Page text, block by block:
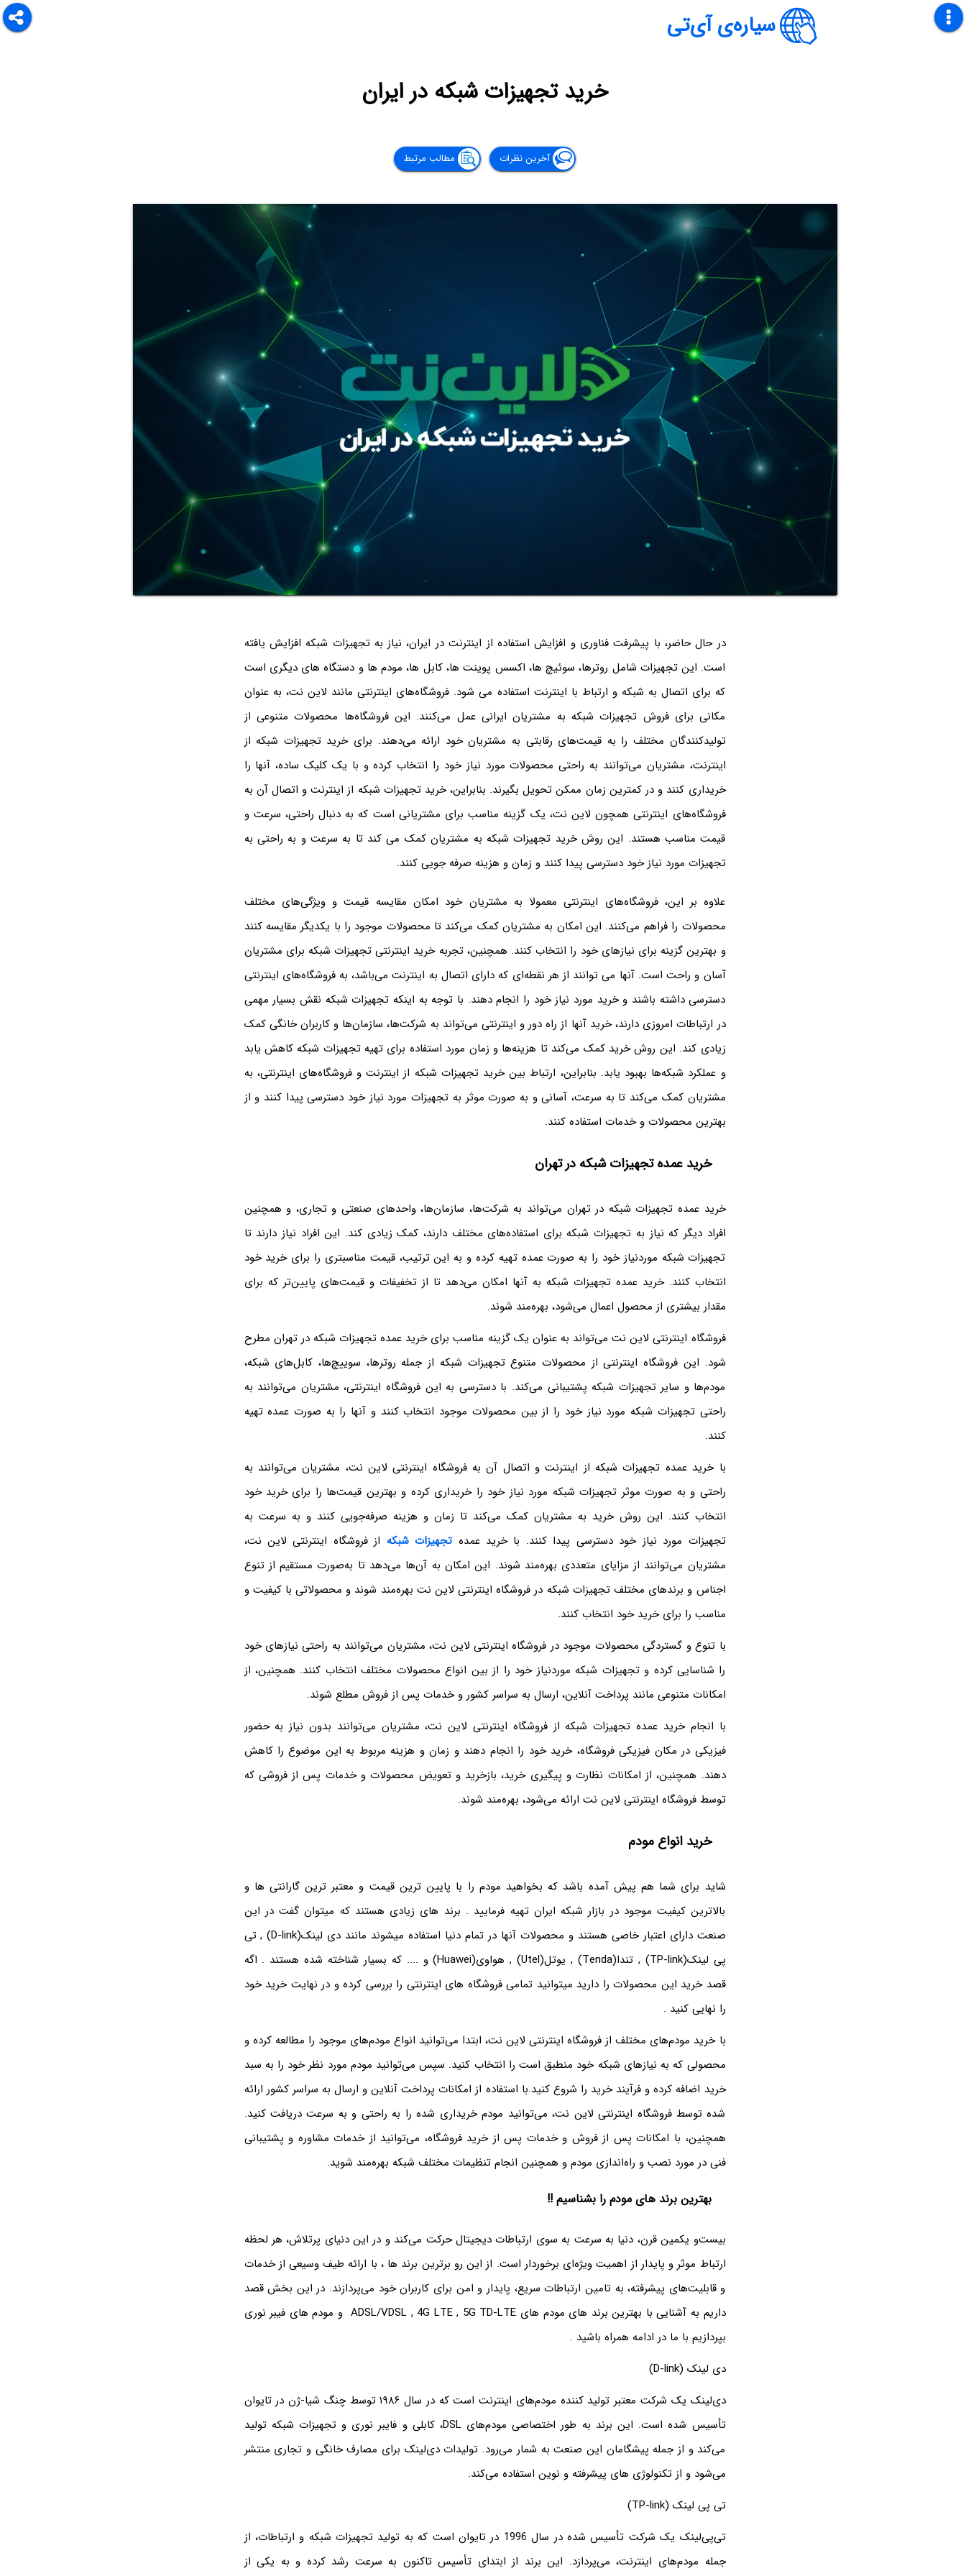
سیاره‌ی آی‌تی
خرید تجهیزات شبکه در ایران
آخرین نظرات مطالب مرتبط
در حال حاضر، با پیشرفت فناوری و افزایش استفاده از اینترنت در ایران، نیاز به تجهیزات شبکه افزایش یافته
است. این تجهیزات شامل روترها، سوئیچ ها، اکسس پوینت ها، کابل ها، مودم ها و دستگاه های دیگری است
که برای اتصال به شبکه و ارتباط با اینترنت استفاده می شود. فروشگاه‌های اینترنتی مانند لاین نت، به عنوان
مکانی برای فروش تجهیزات شبکه به مشتریان ایرانی عمل می‌کنند. این فروشگاه‌ها محصولات متنوعی از
تولیدکنندگان مختلف را به قیمت‌های رقابتی به مشتریان خود ارائه می‌دهند. برای خرید تجهیزات شبکه از
اینترنت، مشتریان می‌توانند به راحتی محصولات مورد نیاز خود را انتخاب کرده و با یک کلیک ساده، آنها را
خریداری کنند و در کمترین زمان ممکن تحویل بگیرند. بنابراین، خرید تجهیزات شبکه از اینترنت و اتصال آن به
فروشگاه‌های اینترنتی همچون لاین نت، یک گزینه مناسب برای مشتریانی است که به دنبال راحتی، سرعت و
قیمت مناسب هستند. این روش خرید تجهیزات شبکه به مشتریان کمک می کند تا به سرعت و به راحتی به
تجهیزات مورد نیاز خود دسترسی پیدا کنند و زمان و هزینه صرفه جویی کنند.
علاوه بر این، فروشگاه‌های اینترنتی معمولا به مشتریان خود امکان مقایسه قیمت و ویژگی‌های مختلف
محصولات را فراهم می‌کنند. این امکان به مشتریان کمک می‌کند تا محصولات موجود را با یکدیگر مقایسه کنند
و بهترین گزینه برای نیازهای خود را انتخاب کنند. همچنین، تجربه خرید اینترنتی تجهیزات شبکه برای مشتریان
آسان و راحت است. آنها می توانند از هر نقطه‌ای که دارای اتصال به اینترنت می‌باشد، به فروشگاه‌های اینترنتی
دسترسی داشته باشند و خرید مورد نیاز خود را انجام دهند. با توجه به اینکه تجهیزات شبکه نقش بسیار مهمی
در ارتباطات امروزی دارند، خرید آنها از راه دور و اینترنتی می‌تواند به شرکت‌ها، سازمان‌ها و کاربران خانگی کمک
زیادی کند. این روش خرید کمک می‌کند تا هزینه‌ها و زمان مورد استفاده برای تهیه تجهیزات شبکه کاهش یابد
و عملکرد شبکه‌ها بهبود یابد. بنابراین، ارتباط بین خرید تجهیزات شبکه از اینترنت و فروشگاه‌های اینترنتی، به
مشتریان کمک می‌کند تا به سرعت، آسانی و به صورت موثر به تجهیزات مورد نیاز خود دسترسی پیدا کنند و از
بهترین محصولات و خدمات استفاده کنند.
خرید عمده تجهیزات شبکه در تهران
خرید عمده تجهیزات شبکه در تهران می‌تواند به شرکت‌ها، سازمان‌ها، واحدهای صنعتی و تجاری، و همچنین
افراد دیگر که نیاز به تجهیزات شبکه برای استفاده‌های مختلف دارند، کمک زیادی کند. این افراد نیاز دارند تا
تجهیزات شبکه موردنیاز خود را به صورت عمده تهیه کرده و به این ترتیب، قیمت مناسبتری را برای خرید خود
انتخاب کنند. خرید عمده تجهیزات شبکه به آنها امکان می‌دهد تا از تخفیفات و قیمت‌های پایین‌تر که برای
مقدار بیشتری از محصول اعمال می‌شود، بهره‌مند شوند.
فروشگاه اینترنتی لاین نت می‌تواند به عنوان یک گزینه مناسب برای خرید عمده تجهیزات شبکه در تهران مطرح
شود. این فروشگاه اینترنتی از محصولات متنوع تجهیزات شبکه از جمله روترها، سوییچ‌ها، کابل‌های شبکه،
مودم‌ها و سایر تجهیزات شبکه پشتیبانی می‌کند. با دسترسی به این فروشگاه اینترنتی، مشتریان می‌توانند به
راحتی تجهیزات شبکه مورد نیاز خود را از بین محصولات موجود انتخاب کنند و آنها را به صورت عمده تهیه
کنند.
با خرید عمده تجهیزات شبکه از اینترنت و اتصال آن به فروشگاه اینترنتی لاین نت، مشتریان می‌توانند به
راحتی و به صورت موثر تجهیزات شبکه مورد نیاز خود را خریداری کرده و بهترین قیمت‌ها را برای خرید خود
انتخاب کنند. این روش خرید به مشتریان کمک می‌کند تا زمان و هزینه صرفه‌جویی کنند و به سرعت به
تجهیزات مورد نیاز خود دسترسی پیدا کنند. با خرید عمده تجهیزات شبکه از فروشگاه اینترنتی لاین نت،
مشتریان می‌توانند از مزایای متعددی بهره‌مند شوند. این امکان به آن‌ها می‌دهد تا به‌صورت مستقیم از تنوع
اجناس و برندهای مختلف تجهیزات شبکه در فروشگاه اینترنتی لاین نت بهره‌مند شوند و محصولاتی با کیفیت و
مناسب را برای خرید خود انتخاب کنند.
با تنوع و گستردگی محصولات موجود در فروشگاه اینترنتی لاین نت، مشتریان می‌توانند به راحتی نیازهای خود
را شناسایی کرده و تجهیزات شبکه موردنیاز خود را از بین انواع محصولات مختلف انتخاب کنند. همچنین، از
امکانات متنوعی مانند پرداخت آنلاین، ارسال به سراسر کشور و خدمات پس از فروش مطلع شوند.
با انجام خرید عمده تجهیزات شبکه از فروشگاه اینترنتی لاین نت، مشتریان می‌توانند بدون نیاز به حضور
فیزیکی در مکان فیزیکی فروشگاه، خرید خود را انجام دهند و زمان و هزینه مربوط به این موضوع را کاهش
دهند. همچنین، از امکانات نظارت و پیگیری خرید، بازخرید و تعویض محصولات و خدمات پس از فروشی که
توسط فروشگاه اینترنتی لاین نت ارائه می‌شود، بهره‌مند شوند.
خرید انواع مودم
شاید برای شما هم پیش آمده باشد که بخواهید مودم را با پایین ترین قیمت و معتبر ترین گارانتی ها و
بالاترین کیفیت موجود در بازار شبکه ایران تهیه فرمایید . برند های زیادی هستند که میتوان گفت در این
صنعت دارای اعتبار خاصی هستند و محصولات آنها در تمام دنیا استفاده میشوند مانند دی لینک(D-link) , تی
پی لینک(TP-link) , تندا(Tenda) , یوتل(Utel) , هواوی(Huawei) و .... که بسیار شناخته شده هستند . اگه
قصد خرید این محصولات را دارید میتوانید تمامی فروشگاه های اینترنتی را بررسی کرده و در نهایت خرید خود
را نهایی کنید .
با خرید مودم‌های مختلف از فروشگاه اینترنتی لاین نت، ابتدا می‌توانید انواع مودم‌های موجود را مطالعه کرده و
محصولی که به نیازهای شبکه خود منطبق است را انتخاب کنید. سپس می‌توانید مودم مورد نظر خود را به سبد
خرید اضافه کرده و فرآیند خرید را شروع کنید.با استفاده از امکانات پرداخت آنلاین و ارسال به سراسر کشور ارائه
شده توسط فروشگاه اینترنتی لاین نت، می‌توانید مودم خریداری شده را به راحتی و به سرعت دریافت کنید.
همچنین، با امکانات پس از فروش و خدمات پس از خرید فروشگاه، می‌توانید از خدمات مشاوره و پشتیبانی
فنی در مورد نصب و راه‌اندازی مودم و همچنین انجام تنظیمات مختلف شبکه بهره‌مند شوید.
بهترین برند های مودم را بشناسیم !!
بیست‌و یکمین قرن، دنیا به سرعت به سوی ارتباطات دیجیتال حرکت می‌کند و در این دنیای پرتلاش، هر لحظه
ارتباط موثر و پایدار از اهمیت ویژه‌ای برخوردار است. از این رو برترین برند ها ، با ارائه طیف وسیعی از خدمات
و قابلیت‌های پیشرفته، به تامین ارتباطات سریع، پایدار و امن برای کاربران خود می‌پردازند. در این بخش قصد
داریم به آشنایی با بهترین برند های مودم های ADSL/VDSL , 4G LTE , 5G TD-LTE و مودم های فیبر نوری
بپردازیم با ما در ادامه همراه باشید .
دی لینک (D-link)
دی‌لینک یک شرکت معتبر تولید کننده مودم‌های اینترنت است که در سال ۱۹۸۶ توسط چنگ شیا-ژن در تایوان
تأسیس شده است. این برند به طور اختصاصی مودم‌های DSL، کابلی و فایبر نوری و تجهیزات شبکه تولید
می‌کند و از جمله پیشگامان این صنعت به شمار می‌رود. تولیدات دی‌لینک برای مصارف خانگی و تجاری منتشر
می‌شود و از تکنولوژی های پیشرفته و نوین استفاده می‌کند.
تی پی لینک (TP-link)
تی‌پی‌لینک یک شرکت تأسیس شده در سال 1996 در تایوان است که به تولید تجهیزات شبکه و ارتباطات، از
جمله مودم‌های اینترنت، می‌پردازد. این برند از ابتدای تأسیس تاکنون به سرعت رشد کرده و به یکی از